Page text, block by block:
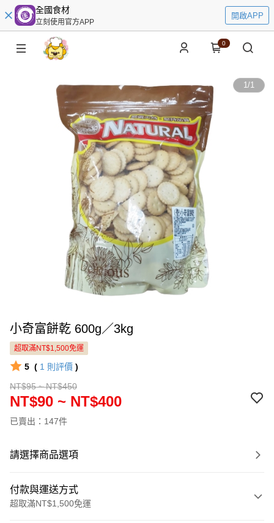
全國食材
立刻使用官方APP
開啟APP
0
1/1
小奇富餅乾 600g／3kg
超取滿NT$1,500免運
5 ( 1 則評價 )
NT$95 ~ NT$450
NT$90 ~ NT$400
已賣出：147件
請選擇商品選項
付款與運送方式
超取滿NT$1,500免運